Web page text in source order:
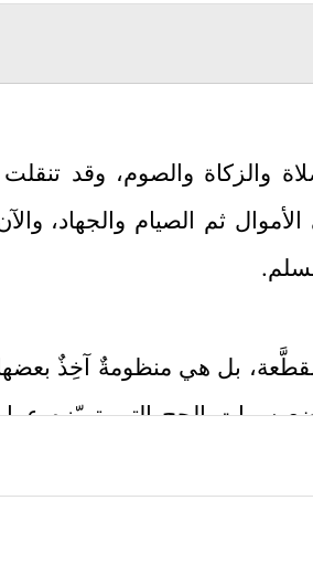
والزكاة والصوم، وقد
ثم الصيام والجهاد،
مقطَّعة، بل هي منظومةٌ آخِذٌ
سمات الحج التي تميّزه